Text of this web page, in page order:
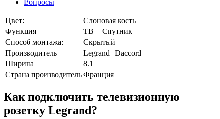
Вопросы
Цвет:
Слоновая кость
Функция
ТВ + Спутник
Способ монтажа:
Скрытый
Производитель
Legrand | Daccord
Ширина
8.1
Страна производитель Франция
Как подключить телевизионную
розетку Legrand?